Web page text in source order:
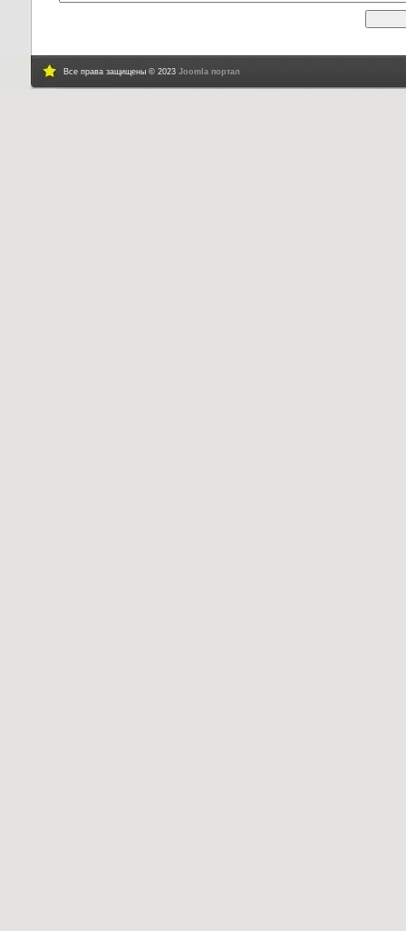
Все права защищены © 2023 Joomla портал